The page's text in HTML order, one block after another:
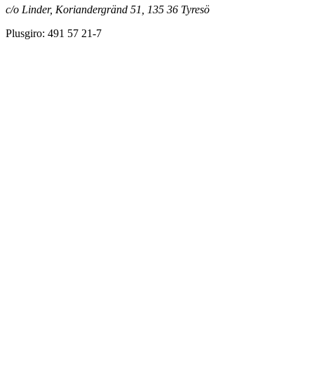
c/o Linder, Koriandergränd 51, 135 36 Tyresö
Plusgiro: 491 57 21-7